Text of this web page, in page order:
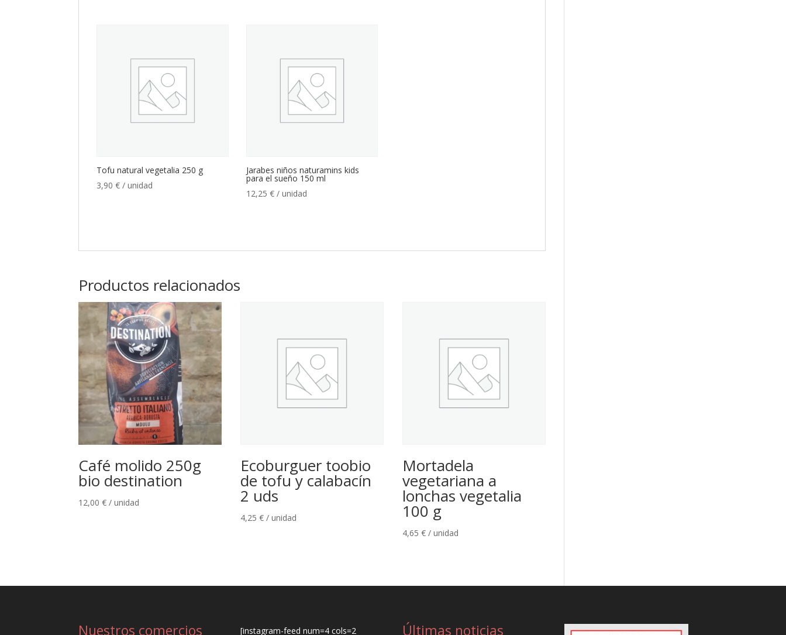
Tofu natural vegetalia 250 g
3,90€ / unidad
Jarabes niños naturamins kids
para el sueño 150 ml
12,25 € / unidad
Productos relacionados
Café molido 250g
bio destination
12,00€ / unidad
Ecoburguer toobio
de tofu y calabacín
2 uds
4,25€ / unidad
Mortadela
vegetariana a
lonchas vegetalia
100 g
4,65€ / unidad
Nuestros comercios [instagram-feed num=4 cols=2 Últimas noticias